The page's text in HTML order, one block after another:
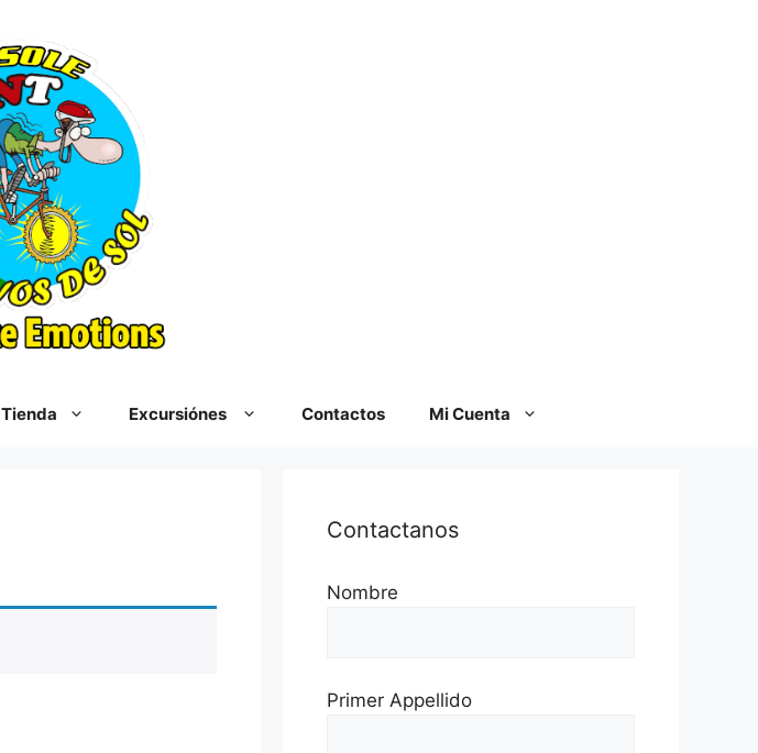
Tienda Excursiónes Contactos Mi Cuenta
Contactanos
Nombre
Primer Appellido